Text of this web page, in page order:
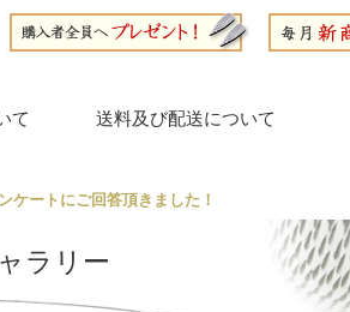
て 送料及び配送について
ケートにご回答頂きました！
ラリー